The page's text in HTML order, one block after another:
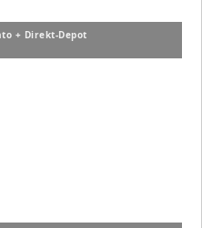
+ Direkt-Depot